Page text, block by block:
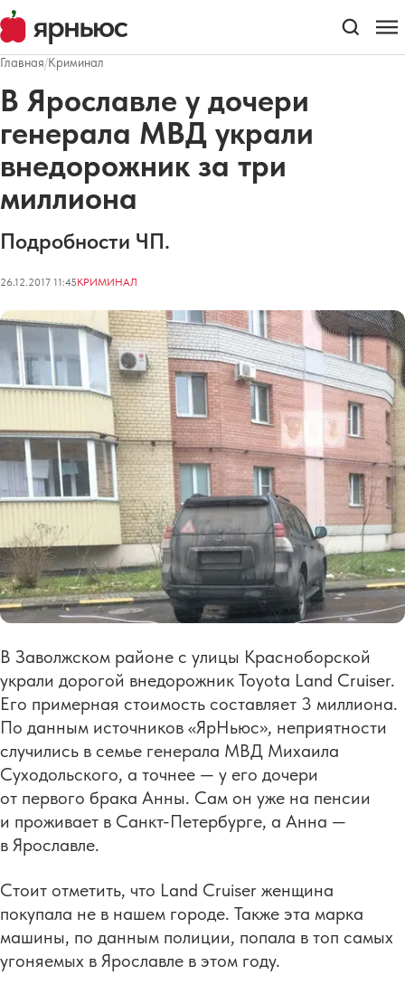
Главная/Криминал
В Ярославле у дочери
генерала МВД украли
внедорожник за три
миллиона
Подробности ЧП.
26.12.2017 11:45КРИМИНАЛ
В Заволжском районе с улицы Красноборской
украли дорогой внедорожник Toyota Land Cruiser.
Его примерная стоимость составляет 3 миллиона.
По данным источников «ЯрНьюс», неприятности
случились в семье генерала МВД Михаила
Суходольского, а точнее — у его дочери
от первого брака Анны. Сам он уже на пенсии
и проживает в Санкт-Петербурге, а Анна —
в Ярославле.
Стоит отметить, что Land Cruiser женщина
покупала не в нашем городе. Также эта марка
машины, по данным полиции, попала в топ самых
угоняемых в Ярославле в этом году.